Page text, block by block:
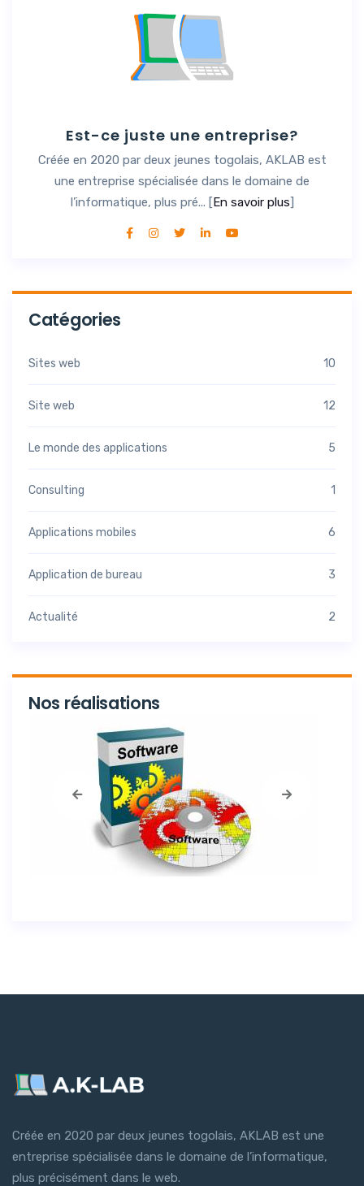
Est-ce juste une entreprise?
Créée en 2020 par deux jeunes togolais, AKLAB est
une entreprise spécialisée dans le domaine de
l’informatique, plus pré... [En savoir plus]
Catégories
Sites web 10
Site web 12
Le monde des applications 5
Consulting 1
Applications mobiles 6
Application de bureau 3
Actualité 2
Nos réalisations
Créée en 2020 par deux jeunes togolais, AKLAB est une
entreprise spécialisée dans le domaine de l’informatique,
plus précisément dans le web.